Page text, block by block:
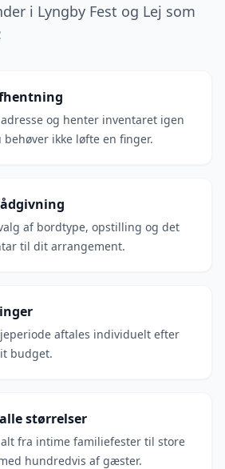
i Lyngby Fest og Lej som
og henter inventaret igen
ikke løfte en finger.
af bordtype, opstilling og det
til dit arrangement.
aftales individuelt efter
budget.
størrelser
fra intime familiefester til store
hundredvis af gæster.